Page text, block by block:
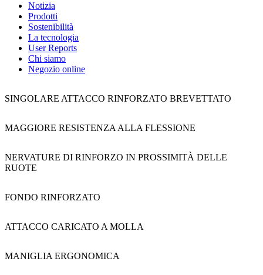
Notizia
Prodotti
Sostenibilità
La tecnologia
User Reports
Chi siamo
Negozio online
SINGOLARE ATTACCO RINFORZATO BREVETTATO
MAGGIORE RESISTENZA ALLA FLESSIONE
NERVATURE DI RINFORZO IN PROSSIMITÀ DELLE
RUOTE
FONDO RINFORZATO
ATTACCO CARICATO A MOLLA
MANIGLIA ERGONOMICA